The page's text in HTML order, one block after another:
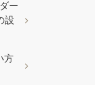
ー
設
方